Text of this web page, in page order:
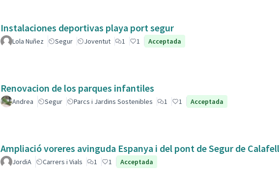
Instalaciones deportivas playa port segur
Lola Nuñez Segur Joventut 1 1 Acceptada
Renovacion de los parques infantiles
Andrea Segur Parcs i Jardins Sostenibles 1 1 Acceptada
Ampliació voreres avinguda Espanya i del pont de Segur de Calafell
JordiA Carrers i Vials 1 1 Acceptada